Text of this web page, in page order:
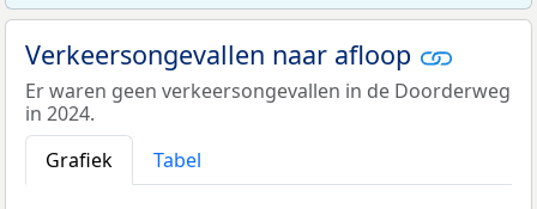
Verkeersongevallen naar afloop
Er waren geen verkeersongevallen in de Doorderweg
in 2024.
Grafiek
Tabel